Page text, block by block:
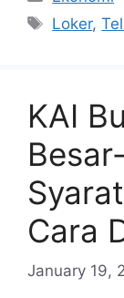
Tags
Loker,
KAI
Cara
January 19,